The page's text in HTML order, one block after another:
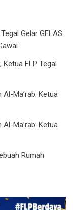
Gelar GELAS
FLP Tegal
Al-Ma’rab: Ketua
Al-Ma’rab: Ketua
Rumah